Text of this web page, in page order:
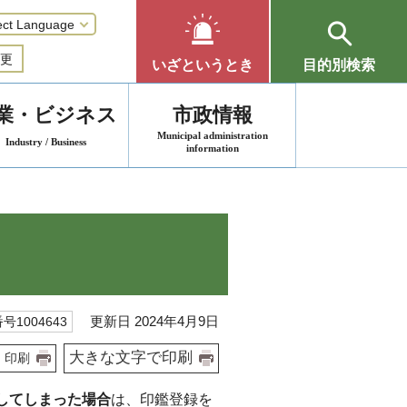
いざというとき 目的別検索
・ビジネス
Industry / Business
市政情報
Municipal administration
information
号1004643 更新日 2024年4月9日
印刷 大きな文字で印刷
てしまった場合は、印鑑登録を